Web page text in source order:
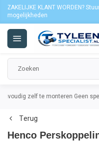
ZAKELIJKE KLANT WORDEN?
mogelijkheden
zelf te monterenGeen
Terug
Henco